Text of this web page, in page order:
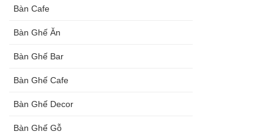
Bàn Cafe
Bàn Ghế Ăn
Bàn Ghế Bar
Bàn Ghế Cafe
Bàn Ghế Decor
Bàn Ghế Gỗ